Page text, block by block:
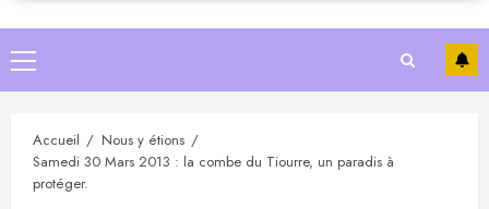
Primary
Menu
Accueil
Nous y étions
Samedi 30 Mars 2013 : la combe du Tiourre, un paradis à
protéger.